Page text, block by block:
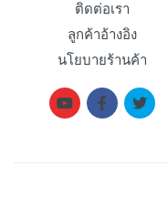
ติดต่อเรา
ลูกค้าอ้างอิง
นโยบายร้านค้า